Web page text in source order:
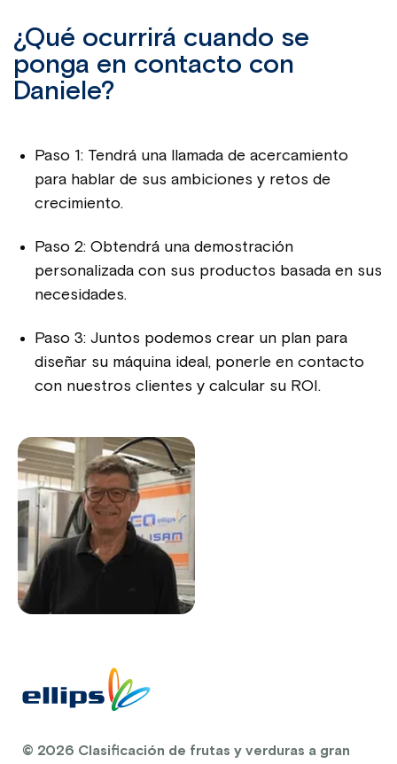
¿Qué ocurrirá cuando se
ponga en contacto con
Daniele?
Paso 1: Tendrá una llamada de acercamiento
para hablar de sus ambiciones y retos de
crecimiento.
Paso 2: Obtendrá una demostración
personalizada con sus productos basada en sus
necesidades.
Paso 3: Juntos podemos crear un plan para
diseñar su máquina ideal, ponerle en contacto
con nuestros clientes y calcular su ROI.
© 2026 Clasificación de frutas y verduras a gran